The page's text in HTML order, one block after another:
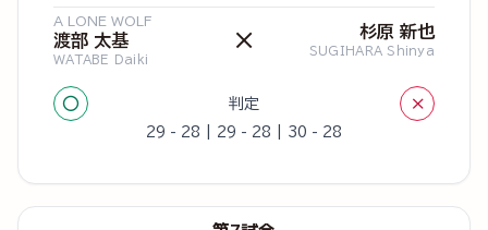
A LONE WOLF
渡部 太基
WATABE Daiki
× 杉原 新也
SUGIHARA Shinya
○ 判定 ×
29 - 28 | 29 - 28 | 30 - 28